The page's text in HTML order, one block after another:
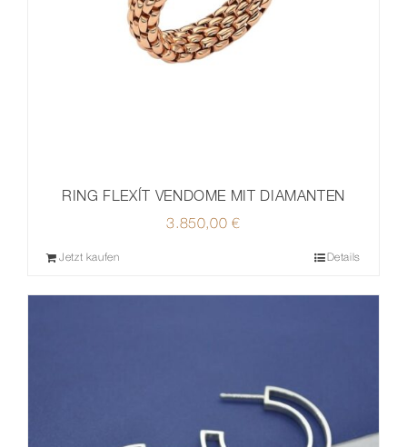
RING FLEXÍT VENDOME MIT DIAMANTEN
3.850,00€
Jetzt kaufen Details